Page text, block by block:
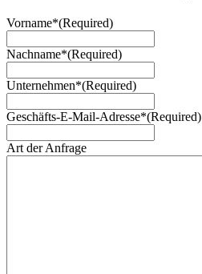
Vorname*(Required)
Nachname*(Required)
Unternehmen*(Required)
Geschäfts-E-Mail-Adresse*(Required)
Art der Anfrage